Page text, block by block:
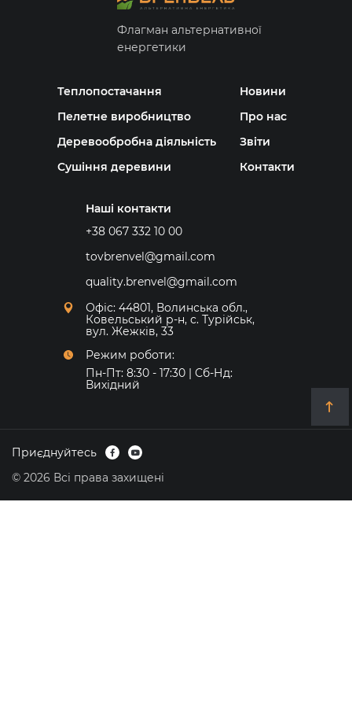
Флагман альтернативної
енергетики
Теплопостачання
Пелетне виробництво
Деревообробна діяльність
Сушіння деревини
Новини
Про нас
Звіти
Контакти
Наші контакти
+38 067 332 10 00
tovbrenvel@gmail.com
quality.brenvel@gmail.com
Офіс: 44801, Волинська обл.,
Ковельський р-н, с. Турійськ,
вул. Жежків, 33
Режим роботи:
Пн-Пт: 8:30 - 17:30 | Сб-Нд:
Вихідний
© 2026 Всі права захищені
Приєднуйтесь